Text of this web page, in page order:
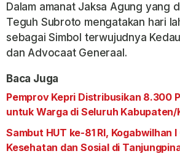
Dalam amanat Jaksa Agung yang
Teguh Subroto mengatakan hari
sebagai Simbol terwujudnya
dan Advocaat Generaal.
Baca Juga
Pemprov Kepri Distribusikan 8.300
untuk Warga di Seluruh Kabupaten/
Sambut HUT ke-81 RI, Kogabwilhan
Kesehatan dan Sosial di